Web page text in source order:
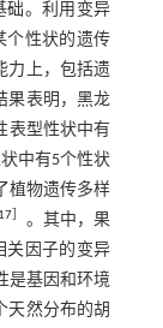
础。利用变异
个性状的遗传
力上，包括遗
果表明，黑龙
表型性状中有
中有5个性状
植物遗传多样
17
。其中，果
关因子的变异
是基因和环境
天然分布的胡